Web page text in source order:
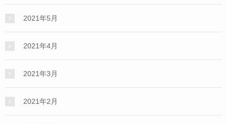
2021年5月
2021年4月
2021年3月
2021年2月